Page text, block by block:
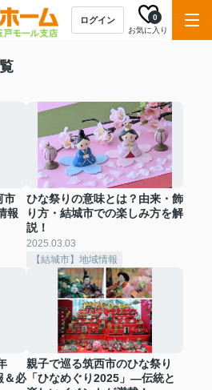
ログイン
お気に入り
0
市
報
ひな祭りの意味とは？由来・飾
り方・結城市での楽しみ方を解
説！
2025.03.03
【結城市】地域情報
＆必
親子で巡る筑西市のひな祭り
「ひなめぐり2025」—伝統と